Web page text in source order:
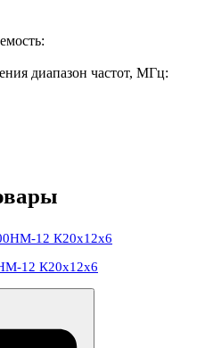
диапазон частот, МГц:
12 К20х12х6